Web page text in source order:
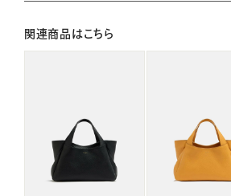
関連商品はこちら